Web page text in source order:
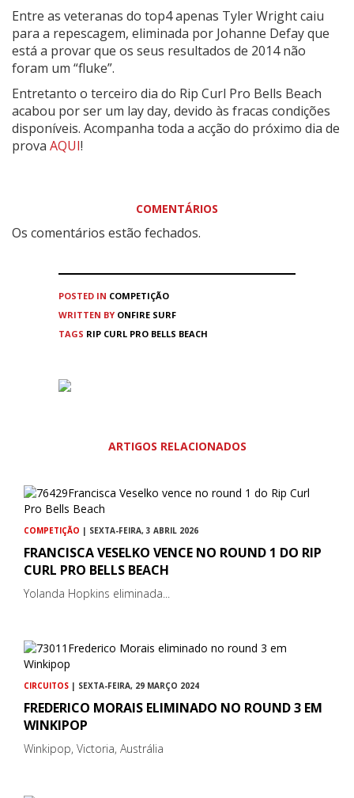
Entre as veteranas do top4 apenas Tyler Wright caiu
para a repescagem, eliminada por Johanne Defay que
está a provar que os seus resultados de 2014 não
foram um “fluke”.
Entretanto o terceiro dia do Rip Curl Pro Bells Beach
acabou por ser um lay day, devido às fracas condições
disponíveis. Acompanha toda a acção do próximo dia de
prova AQUI!
COMENTÁRIOS
Os comentários estão fechados.
POSTED IN COMPETIÇÃO
WRITTEN BY ONFIRE SURF
TAGS RIP CURL PRO BELLS BEACH
ARTIGOS RELACIONADOS
COMPETIÇÃO | SEXTA-FEIRA, 3 ABRIL 2026
FRANCISCA VESELKO VENCE NO ROUND 1 DO RIP
CURL PRO BELLS BEACH
Yolanda Hopkins eliminada...
CIRCUITOS | SEXTA-FEIRA, 29 MARÇO 2024
FREDERICO MORAIS ELIMINADO NO ROUND 3 EM
WINKIPOP
Winkipop, Victoria, Austrália